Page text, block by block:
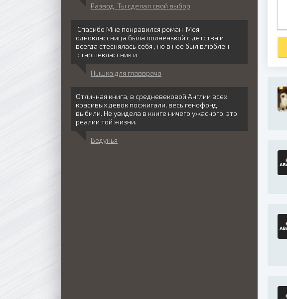
Развод. Ты сделал свой выбор
Спасибо Мне понравился роман Моя
одноклассница была полненькой с детства и
всегда стеснялась себя , но в нее был влюблен
старшеклассник и
Пышка для главврача
Отличная книга, в средневековой Англии всех
красивых девок посжигали, весь генофонд
выбили. Не увидела в книге ничего ужасного, это
реалии той жизни.
Ведунья